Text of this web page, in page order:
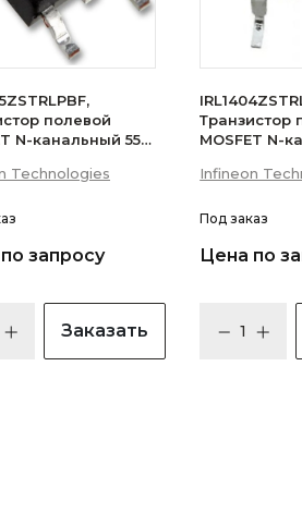
полевой
N-канальный 55В
Technologies
запросу
Заказать
Транзистор
MOSFET N-
Infineon
Под заказ
Цена по